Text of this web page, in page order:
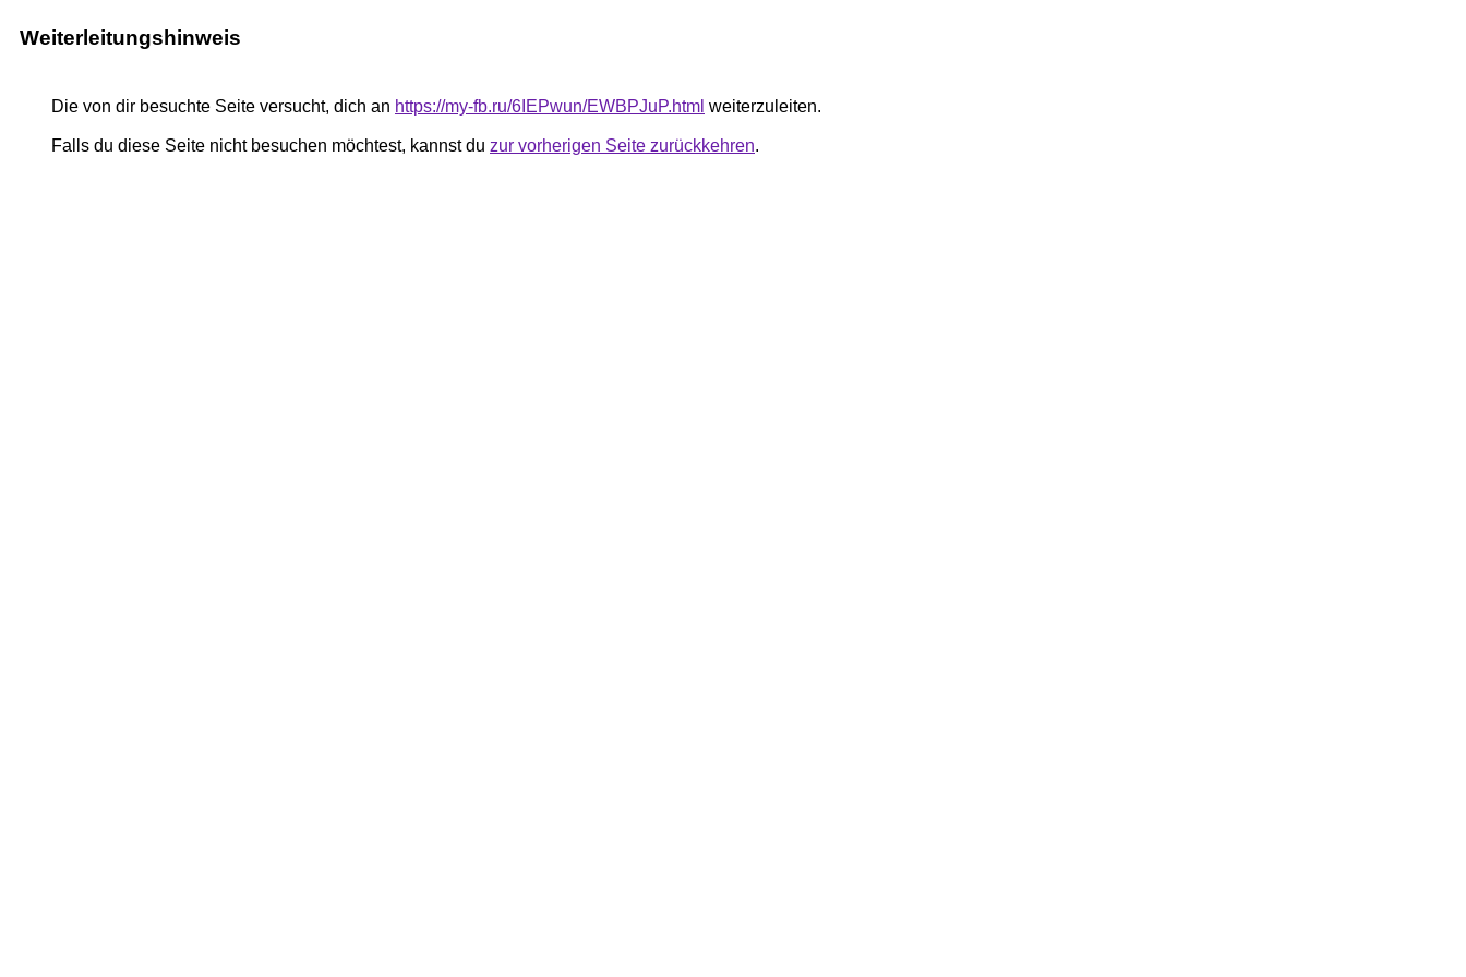
Weiterleitungshinweis
Die von dir besuchte Seite versucht, dich an https://my-fb.ru/6IEPwun/EWBPJuP.html weiterzuleiten.
Falls du diese Seite nicht besuchen möchtest, kannst du zur vorherigen Seite zurückkehren.